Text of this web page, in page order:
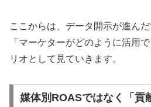
ここからは、データ開示が進んだ
「マーケターがどのように活用
リオとして見ていきます。
媒体別ROASではなく「貢